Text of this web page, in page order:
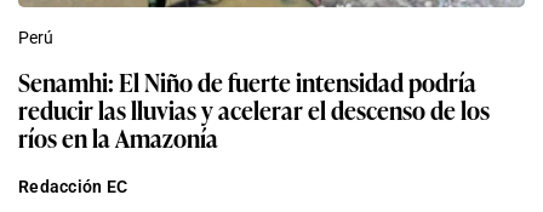
Perú
Senamhi: El Niño de fuerte intensidad podría
reducir las lluvias y acelerar el descenso de los
ríos en la Amazonía
Redacción EC